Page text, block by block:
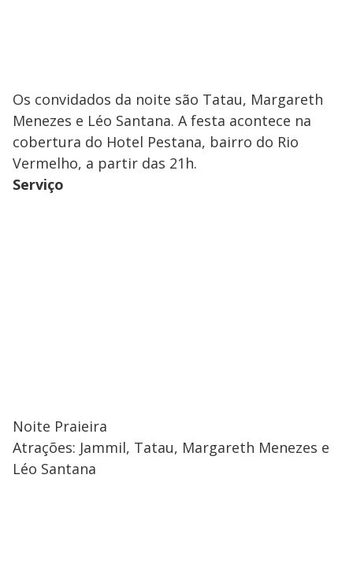
Os convidados da noite são Tatau, Margareth
Menezes e Léo Santana. A festa acontece na
cobertura do Hotel Pestana, bairro do Rio
Vermelho, a partir das 21h.
Serviço
Noite Praieira
Atrações: Jammil, Tatau, Margareth Menezes e
Léo Santana